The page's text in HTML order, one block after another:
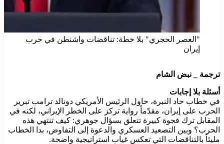
"العصر الحجري" بلا خطة: تناقضات واشنطن في حرب
إيران
ترجمة _ نبض الشام
أسئلة بلا إجابات
في خطاب حاد النبرة، حاول الرئيس الأمريكي دونالد ترامب تبرير
الحرب على إيران، مقدّماً رواية تركز على الخطر الإيراني، لكنه في
المقابل ترك فجوة كبيرة تتعلق بسؤال جوهري: كيف تنتهي هذه
الحرب؟ وبين التصعيد العسكري والدعوة إلى التفاوض، بدا الخطاب
مليئاً بالتناقضات التي تعكس غياب استراتيجية واضحة.